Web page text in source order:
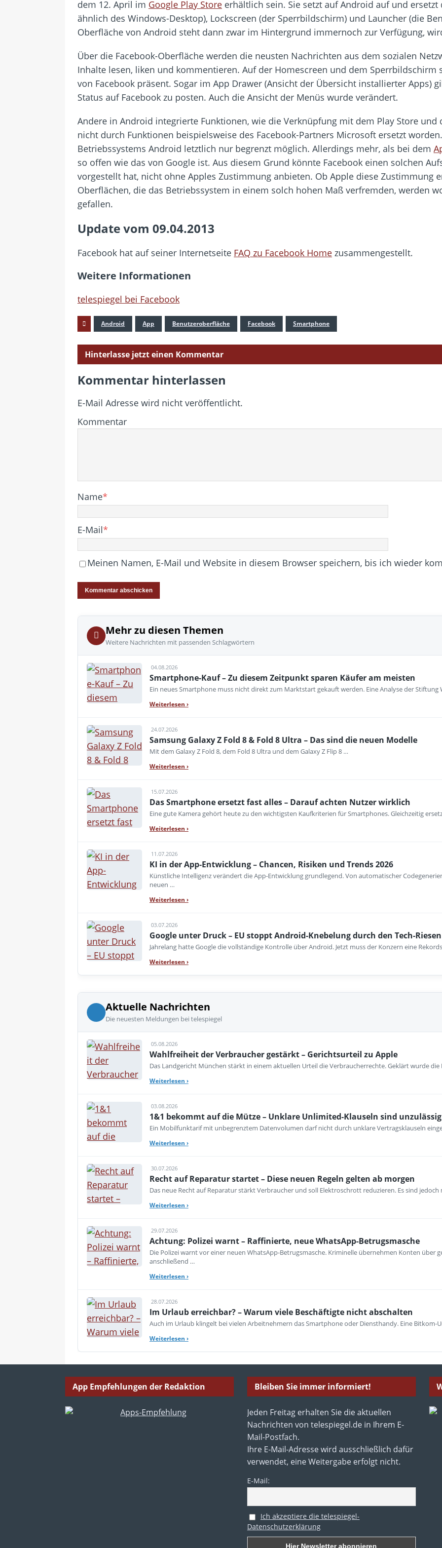
dem 12. April im Google Play Store erhältlich sein. Sie setzt auf Android auf und
ähnlich des Windows-Desktop), Lockscreen (der Sperrbildschirm) und Launcher (die
Oberfläche von Android steht dann zwar im Hintergrund immernoch zur Verfügung,
Über die Facebook-Oberfläche werden die neusten Nachrichten aus dem sozialen
Inhalte lesen, liken und kommentieren. Auf der Homescreen und dem Sperrbildschirm
von Facebook präsent. Sogar im App Drawer (Ansicht der Übersicht installierter Apps)
Status auf Facebook zu posten. Auch die Ansicht der Menüs wurde verändert.
Andere in Android integrierte Funktionen, wie die Verknüpfung mit dem Play Store und
nicht durch Funktionen beispielsweise des Facebook-Partners Microsoft ersetzt
Betriebssystems Android letztlich nur begrenzt möglich. Allerdings mehr, als bei dem
so offen wie das von Google ist. Aus diesem Grund könnte Facebook einen solchen
vorgestellt hat, nicht ohne Apples Zustimmung anbieten. Ob Apple diese Zustimmung
Oberflächen, die das Betriebssystem in einem solch hohen Maß verfremden, werden
gefallen.
Update vom 09.04.2013
Facebook hat auf seiner Internetseite FAQ zu Facebook Home zusammengestellt.
Weitere Informationen
telespiegel bei Facebook
Android App Benutzeroberfläche Facebook Smartphone
Hinterlasse jetzt einen Kommentar
Kommentar hinterlassen
E-Mail Adresse wird nicht veröffentlicht.
Kommentar
Name*
E-Mail*
Meinen Namen, E-Mail und Website in diesem Browser speichern, bis ich wieder
Mehr zu diesen Themen
Weitere Nachrichten mit passenden Schlagwörtern
04.08.2026
Smartphone-Kauf – Zu diesem Zeitpunkt sparen Käufer am meisten
Ein neues Smartphone muss nicht direkt zum Marktstart gekauft werden. Eine Analyse der Stiftung
Weiterlesen ›
24.07.2026
Samsung Galaxy Z Fold 8 & Fold 8 Ultra – Das sind die neuen Modelle
Mit dem Galaxy Z Fold 8, dem Fold 8 Ultra und dem Galaxy Z Flip 8 …
Weiterlesen ›
15.07.2026
Das Smartphone ersetzt fast alles – Darauf achten Nutzer wirklich
Eine gute Kamera gehört heute zu den wichtigsten Kaufkriterien für Smartphones. Gleichzeitig
Weiterlesen ›
11.07.2026
KI in der App-Entwicklung – Chancen, Risiken und Trends 2026
Künstliche Intelligenz verändert die App-Entwicklung grundlegend. Von automatischer
neuen …
Weiterlesen ›
03.07.2026
Google unter Druck – EU stoppt Android-Knebelung durch den Tech-Riesen
Jahrelang hatte Google die vollständige Kontrolle über Android. Jetzt muss der Konzern eine
Weiterlesen ›
Aktuelle Nachrichten
Die neuesten Meldungen bei telespiegel
05.08.2026
Wahlfreiheit der Verbraucher gestärkt – Gerichtsurteil zu Apple
Das Landgericht München stärkt in einem aktuellen Urteil die Verbraucherrechte. Geklärt wurde die
Weiterlesen ›
03.08.2026
1&1 bekommt auf die Mütze – Unklare Unlimited-Klauseln sind unzulässig
Ein Mobilfunktarif mit unbegrenztem Datenvolumen darf nicht durch unklare Vertragsklauseln
Weiterlesen ›
30.07.2026
Recht auf Reparatur startet – Diese neuen Regeln gelten ab morgen
Das neue Recht auf Reparatur stärkt Verbraucher und soll Elektroschrott reduzieren. Es sind jedoch
Weiterlesen ›
29.07.2026
Achtung: Polizei warnt – Raffinierte, neue WhatsApp-Betrugsmasche
Die Polizei warnt vor einer neuen WhatsApp-Betrugsmasche. Kriminelle übernehmen Konten über
anschließend …
Weiterlesen ›
28.07.2026
Im Urlaub erreichbar? – Warum viele Beschäftigte nicht abschalten
Auch im Urlaub klingelt bei vielen Arbeitnehmern das Smartphone oder Diensthandy. Eine Bitkom-
Weiterlesen ›
App Empfehlungen der Redaktion Bleiben Sie immer informiert!
Jeden Freitag erhalten Sie die aktuellen
Nachrichten von telespiegel.de in Ihrem E-
Mail-Postfach.
Ihre E-Mail-Adresse wird ausschließlich dafür
verwendet, eine Weitergabe erfolgt nicht.
E-Mail:
Ich akzeptiere die telespiegel-
Datenschutzerklärung